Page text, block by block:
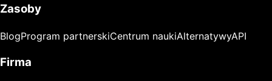
Zasoby
BlogProgram partnerskiCentrum naukiAlternatywyAPI
Firma